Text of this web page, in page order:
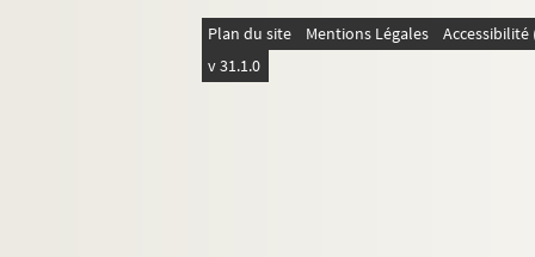
Plan du site Mentions Légales
v 31.1.0